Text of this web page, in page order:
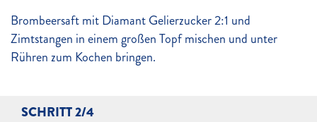
Brombeersaft mit Diamant Gelierzucker 2:1 und
Zimtstangen in einem großen Topf mischen und unter
Rühren zum Kochen bringen.
SCHRITT 2/4